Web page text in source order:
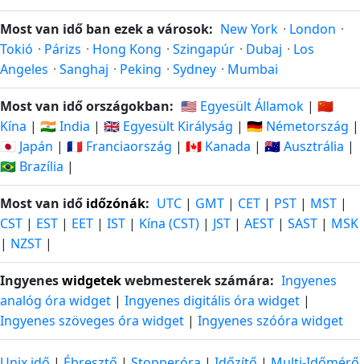
Most van idő ban ezek a városok: New York · London ·
Tokió · Párizs · Hong Kong · Szingapúr · Dubaj · Los
Angeles · Sanghaj · Peking · Sydney · Mumbai
Most van idő országokban: 🇺🇸 Egyesült Államok | 🇨🇳
Kína | 🇮🇳 India | 🇬🇧 Egyesült Királyság | 🇩🇪 Németország |
🇯🇵 Japán | 🇫🇷 Franciaország | 🇨🇦 Kanada | 🇦🇺 Ausztrália |
🇧🇷 Brazília |
Most van idő időzónák: UTC | GMT | CET | PST | MST |
CST | EST | EET | IST | Kína (CST) | JST | AEST | SAST | MSK
| NZST |
Ingyeneswidgetekwebmesterek számára: Ingyenes
analóg óra widget | Ingyenes digitális óra widget |
Ingyenes szöveges óra widget | Ingyenes szóóra widget